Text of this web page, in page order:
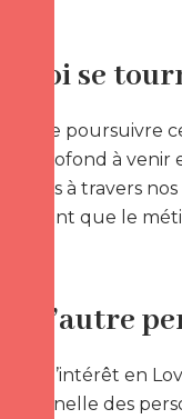
se
de poursuivre
profond à
à travers
que le
l’autre
l’intérêt en
des